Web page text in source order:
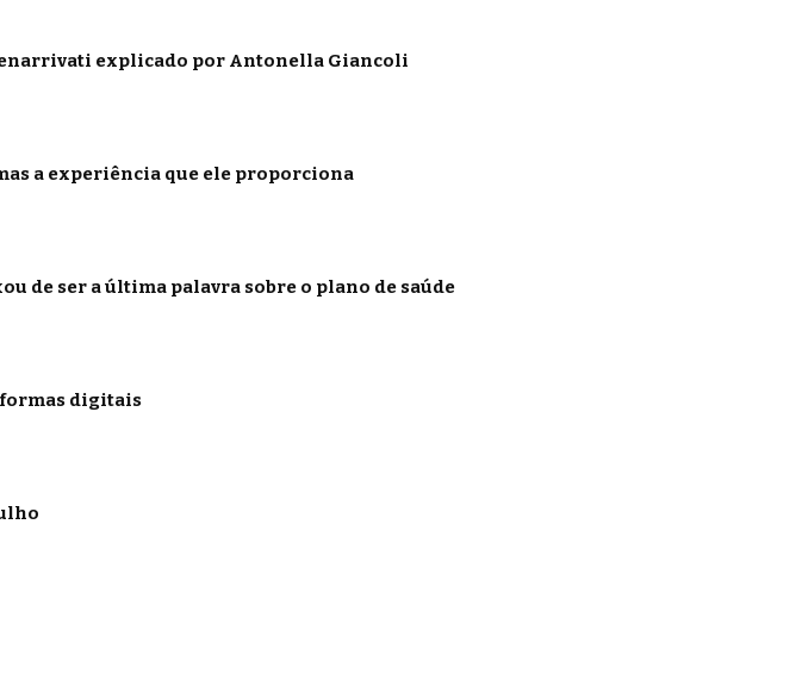
explicado por Antonella Giancoli
a experiência que ele proporciona
de ser a última palavra sobre o plano de saúde
digitais